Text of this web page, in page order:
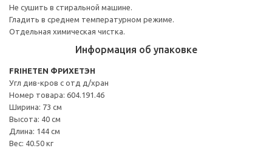
Не сушить в стиральной машине.
Гладить в среднем температурном режиме.
Отдельная химическая чистка.
Информация об упаковке
FRIHETEN ФРИХЕТЭН
Угл див-кров с отд д/хран
Номер товара: 604.191.46
Ширина: 73 см
Высота: 40 см
Длина: 144 см
Вес: 40.50 кг